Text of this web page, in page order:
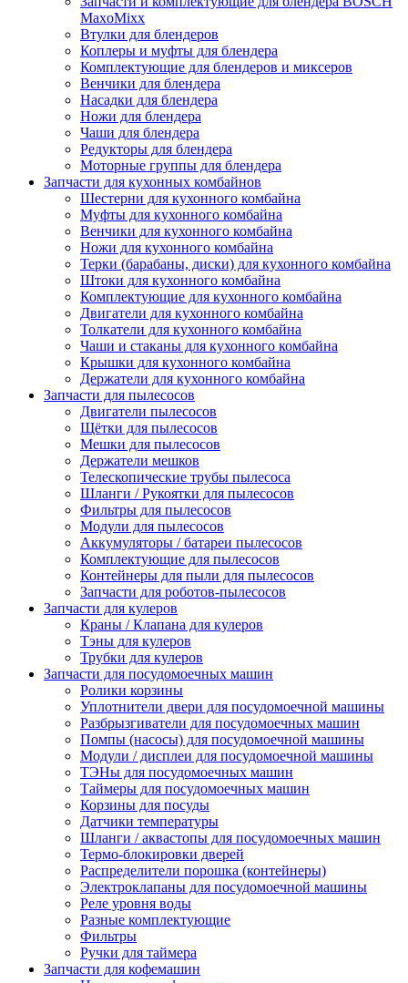
MaxoMixx
Втулки для блендеров
Коплеры и муфты для блендера
Комплектующие для блендеров и миксеров
Венчики для блендера
Насадки для блендера
Ножи для блендера
Чаши для блендера
Редукторы для блендера
Моторные группы для блендера
Запчасти для кухонных комбайнов
Шестерни для кухонного комбайна
Муфты для кухонного комбайна
Венчики для кухонного комбайна
Ножи для кухонного комбайна
Терки (барабаны, диски) для кухонного комбайна
Штоки для кухонного комбайна
Комплектующие для кухонного комбайна
Двигатели для кухонного комбайна
Толкатели для кухонного комбайна
Чаши и стаканы для кухонного комбайна
Крышки для кухонного комбайна
Держатели для кухонного комбайна
Запчасти для пылесосов
Двигатели пылесосов
Щётки для пылесосов
Мешки для пылесосов
Держатели мешков
Телескопические трубы пылесоса
Шланги / Рукоятки для пылесосов
Фильтры для пылесосов
Модули для пылесосов
Аккумуляторы / батареи пылесосов
Комплектующие для пылесосов
Контейнеры для пыли для пылесосов
Запчасти для роботов-пылесосов
Запчасти для кулеров
Краны / Клапана для кулеров
Тэны для кулеров
Трубки для кулеров
Запчасти для посудомоечных машин
Ролики корзины
Уплотнители двери для посудомоечной машины
Разбрызгиватели для посудомоечных машин
Помпы (насосы) для посудомоечной машины
Модули / дисплеи для посудомоечной машины
ТЭНы для посудомоечных машин
Таймеры для посудомоечных машин
Корзины для посуды
Датчики температуры
Шланги / аквастопы для посудомоечных машин
Термо-блокировки дверей
Распределители порошка (контейнеры)
Электроклапаны для посудомоечной машины
Реле уровня воды
Разные комплектующие
Фильтры
Ручки для таймера
Запчасти для кофемашин